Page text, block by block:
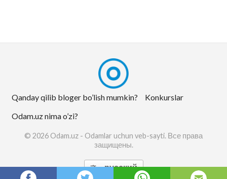
Qanday qilib bloger bo’lish mumkin?
Konkurslar
Odam.uz nima o’zi?
© 2026 Odam.uz - Odamlar uchun veb-sayti. Все права
защищены.
 русский